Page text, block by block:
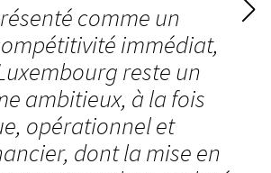
comme un
immédiat,
reste un
ambitieux, à la fois
opérationnel et
dont la mise en